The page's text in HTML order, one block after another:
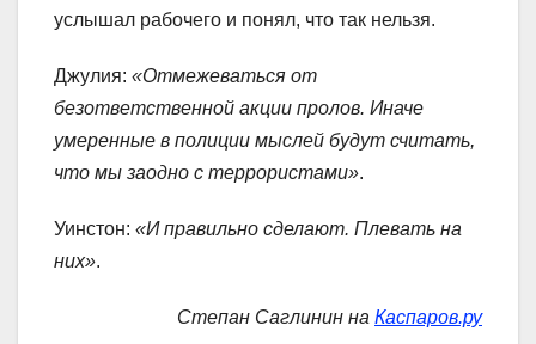
услышал рабочего и понял, что так нельзя.
Джулия: «Отмежеваться от
безответственной акции пролов. Иначе
умеренные в полиции мыслей будут считать,
что мы заодно с террористами».
Уинстон: «И правильно сделают. Плевать на
них».
Степан Саглинин на Каспаров.ру